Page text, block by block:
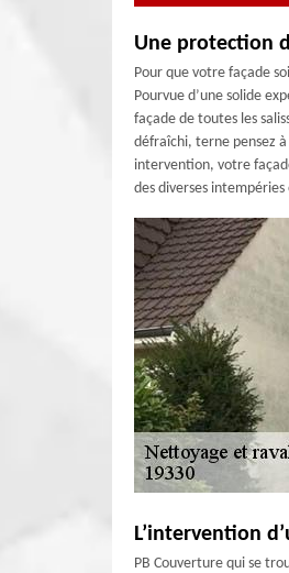
Une protection
Pour que votre façade
Pourvue d’une solide
façade de toutes les
défraîchi, terne pensez
intervention, votre
des diverses
L’intervention
PB Couverture qui se